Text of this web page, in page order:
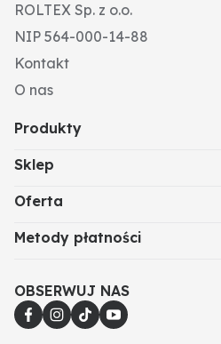
ROLTEX Sp. z o.o.
NIP 564-000-14-88
Kontakt
O nas
Produkty
Sklep
Oferta
Metody płatności
OBSERWUJ NAS